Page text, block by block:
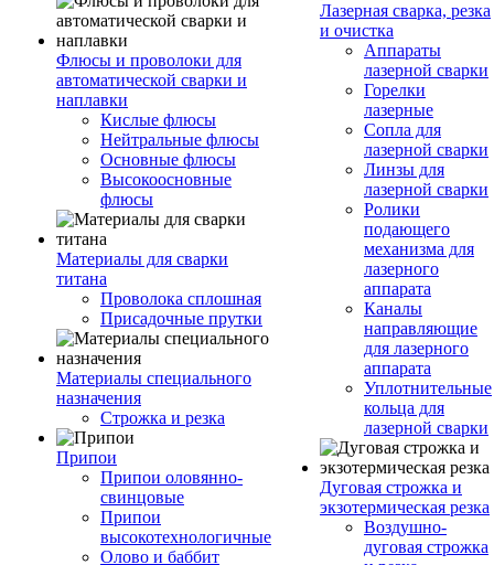
Флюсы и проволоки для
автоматической сварки и
наплавки
Кислые флюсы
Нейтральные флюсы
Основные флюсы
Высокоосновные
флюсы
Материалы для сварки
титана
Проволока сплошная
Присадочные прутки
Материалы специального
назначения
Строжка и резка
Припои
Припои оловянно-
свинцовые
Припои
высокотехнологичные
Олово и баббит
Лазерная сварка, резка
и очистка
Аппараты
лазерной сварки
Горелки
лазерные
Сопла для
лазерной сварки
Линзы для
лазерной сварки
Ролики
подающего
механизма для
лазерного
аппарата
Каналы
направляющие
для лазерного
аппарата
Уплотнительные
кольца для
лазерной сварки
Дуговая строжка и
экзотермическая резка
Воздушно-
дуговая строжка